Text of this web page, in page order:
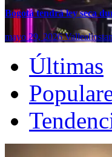
Bogotá tendrá ley seca
mayo 29, 2026
Últimas